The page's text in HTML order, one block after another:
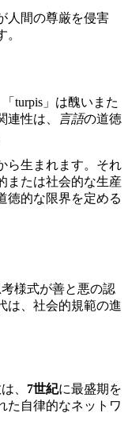
人間の尊厳を侵害
turpis」は醜いまた
性は、
言語の道徳
ら生まれます。それ
または社会的な生産
徳的な限界を定める
様式が善と悪の認
は、社会的規範の進
、 7世紀に最盛期を
た自律的なネットワ